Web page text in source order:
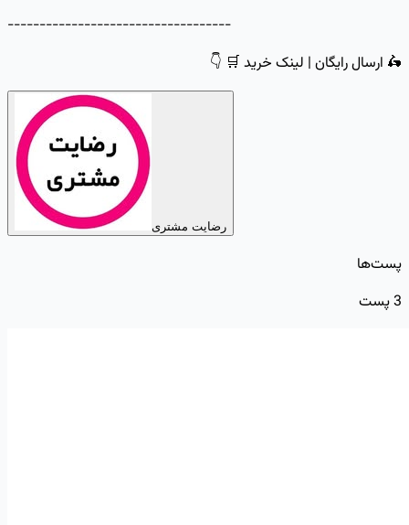
-----------------------------------
🛵 ارسال رایگان | لینک خرید 🛒 👇
رضایت مشتری
پست‌ها
3پست